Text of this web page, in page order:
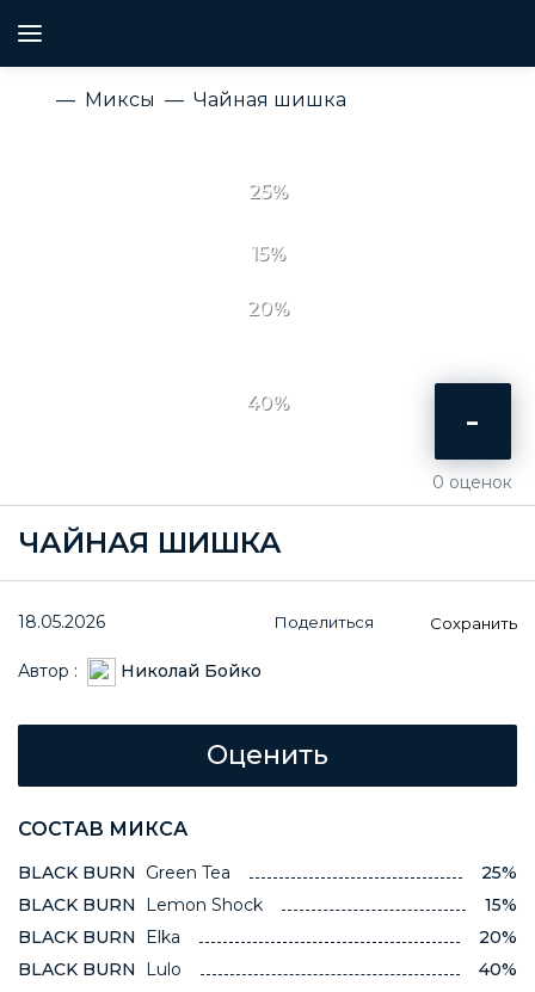
Миксы Чайная шишка
ЧАЙНАЯ ШИШКА
18.05.2026 Поделиться Сохранить
25%
15%
20%
40% -
0 оценок
Автор : Николай Бойко
СОСТАВ МИКСА
BLACK BURN Green Tea
25%
BLACK BURN
Lemon Shock
15%
BLACK BURN
Elka
20%
BLACK BURN
Lulo 40%